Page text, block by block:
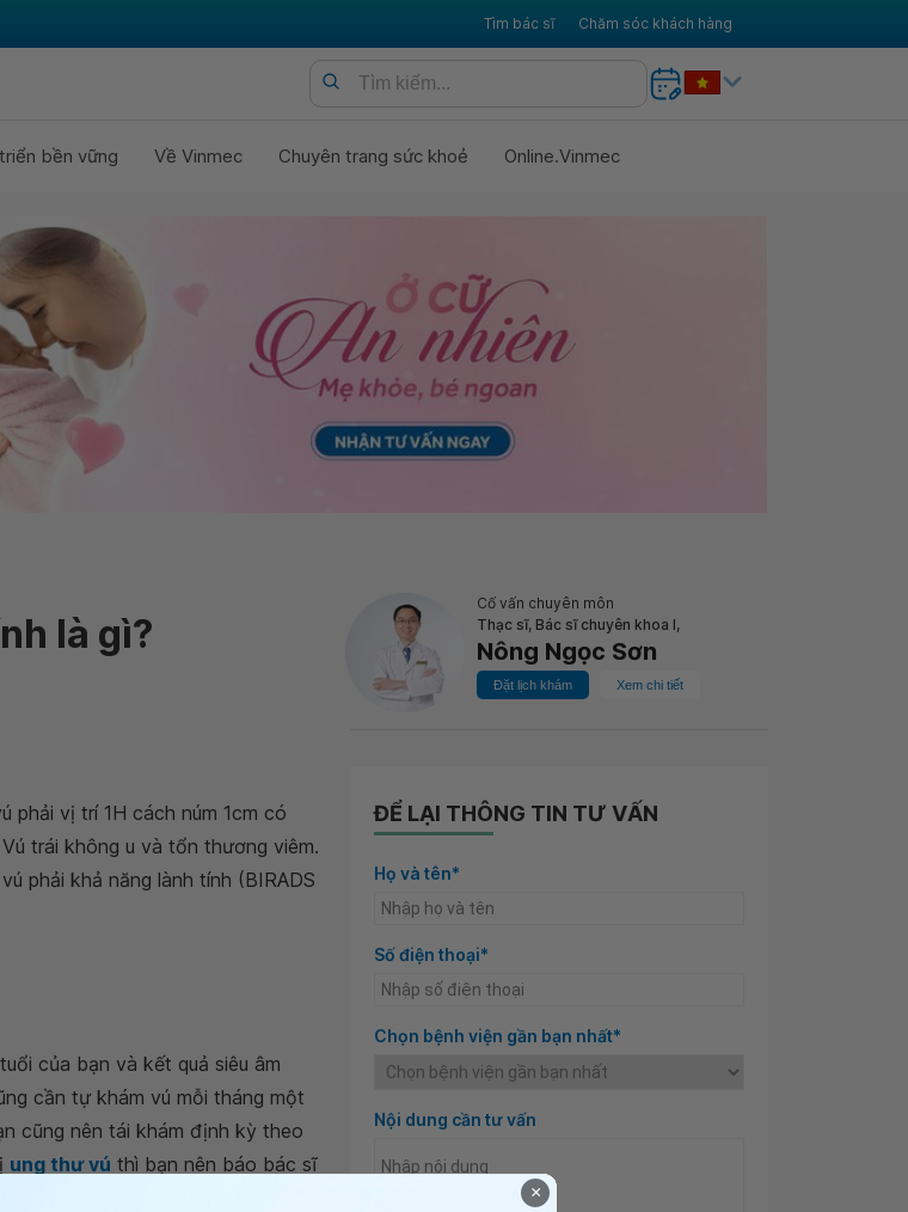
Tìm bác sĩ Chăm sóc khách hàng
bền vững Về Vinmec Chuyên trang sức khoẻ Online.Vinmec
là gì?
Cố vấn chuyên môn
Thạc sĩ, Bác sĩ chuyên khoa I,
Nông Ngọc Sơn
Đặt lịch khám Xem chi tiết
phải vị trí 1H cách núm 1cm có
trái không u và tổn thương viêm.
phải khả năng lành tính (BIRADS
của bạn và kết quả siêu âm
cần tự khám vú mỗi tháng một
cũng nên tái khám định kỳ theo
ung thư vú thì bạn nên báo bác sĩ
ĐỂ LẠI THÔNG TIN TƯ VẤN
Họ và tên*
Số điện thoại*
Chọn bệnh viện gần bạn nhất*
Nội dung cần tư vấn
×